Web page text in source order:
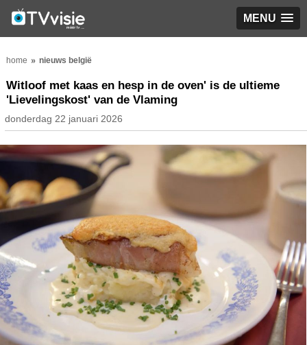
MENU
home nieuws belgië
Witloof met kaas en hesp in de oven' is de ultieme
'Lievelingskost' van de Vlaming
donderdag 22 januari 2026